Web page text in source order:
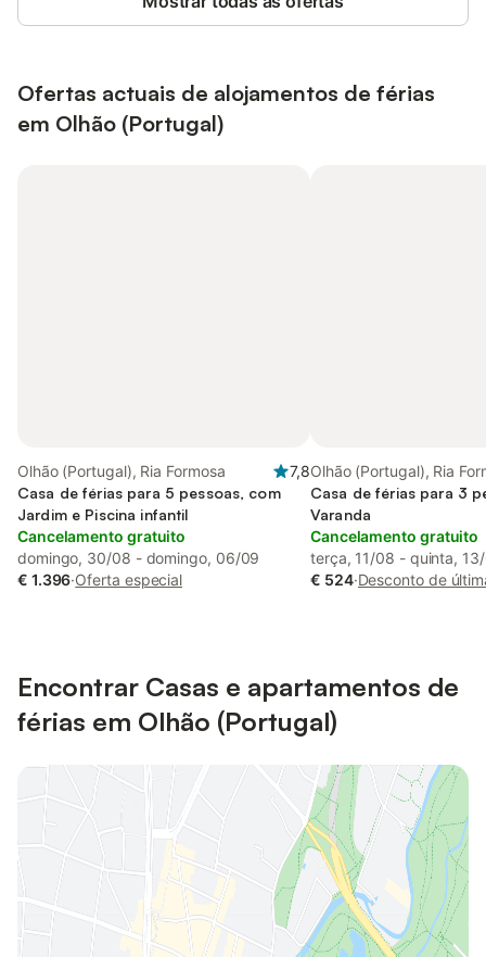
Ofertas actuais de alojamentos de férias
em Olhão (Portugal)
Olhão (Portugal), Ria Formosa
7,8
Casa de férias para 5 pessoas, com
Jardim e Piscina infantil
Cancelamento gratuito
domingo, 30/08 - domingo, 06/09
€ 1.396·Oferta especial
Olhão (Portugal), Ria
Casa de férias para 3
Varanda
Cancelamento gratuito
terça, 11/08 - quinta,
€ 524·Desconto de
Encontrar Casas e apartamentos de
férias em Olhão (Portugal)